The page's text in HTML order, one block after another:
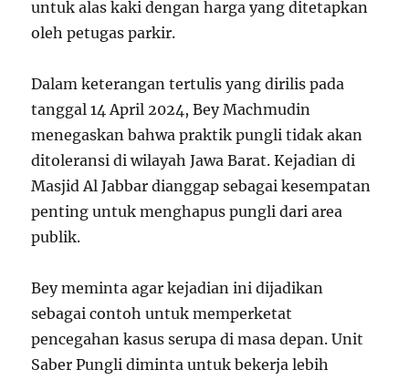
untuk alas kaki dengan harga yang ditetapkan
oleh petugas parkir.
Dalam keterangan tertulis yang dirilis pada
tanggal 14 April 2024, Bey Machmudin
menegaskan bahwa praktik pungli tidak akan
ditoleransi di wilayah Jawa Barat. Kejadian di
Masjid Al Jabbar dianggap sebagai kesempatan
penting untuk menghapus pungli dari area
publik.
Bey meminta agar kejadian ini dijadikan
sebagai contoh untuk memperketat
pencegahan kasus serupa di masa depan. Unit
Saber Pungli diminta untuk bekerja lebih